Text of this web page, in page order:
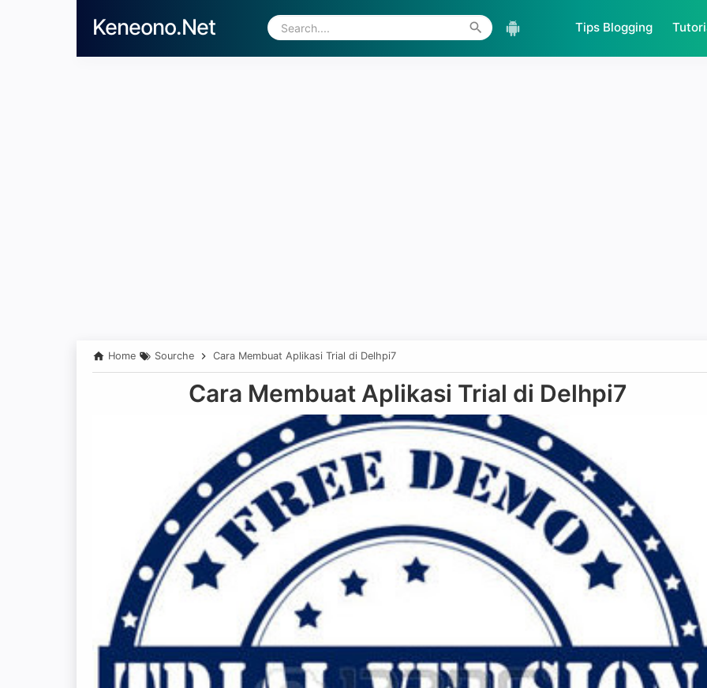
Skip to main content
Keneono.Net Tips Blogging
Home Sourche Cara Membuat Aplikasi Trial di Delhpi7
Cara Membuat Aplikasi Trial di Delhpi7